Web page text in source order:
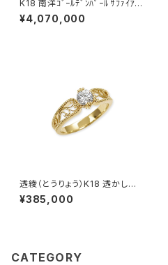
K18 南洋ｺﾞｰﾙﾃﾞﾝﾊﾟｰﾙ ｻﾌｧｲｱ ﾐ
ﾝﾄｶﾞｰﾈｯﾄ ﾀﾞｲﾔﾓﾝﾄﾞ ﾍﾟﾝﾀﾞﾝﾄﾈｯ
ｸﾚｽ
¥4,070,000
透綾（とうりょう）K18 透かしリ
ング枠
¥385,000
CATEGORY